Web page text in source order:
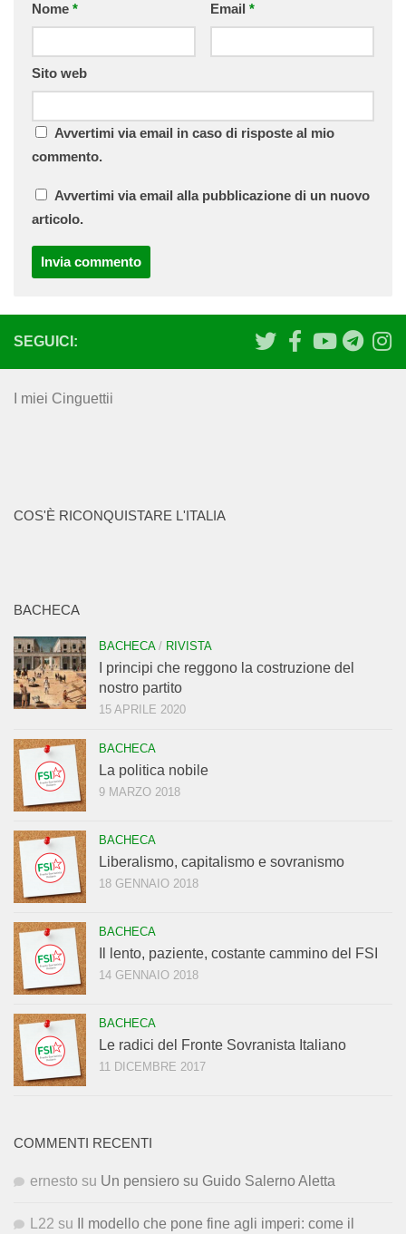
Nome * Email *
Sito web
Avvertimi via email in caso di risposte al mio
commento.
Avvertimi via email alla pubblicazione di un nuovo
articolo.
SEGUICI:
I miei Cinguettii
COS'È RICONQUISTARE L'ITALIA
BACHECA
BACHECA/ RIVISTA
I principi che reggono la costruzione del
nostro partito
15 APRILE 2020
BACHECA
La politica nobile
9 MARZO 2018
BACHECA
Liberalismo, capitalismo e sovranismo
18 GENNAIO 2018
BACHECA
Il lento, paziente, costante cammino del FSI
14 GENNAIO 2018
BACHECA
Le radici del Fronte Sovranista Italiano
11 DICEMBRE 2017
COMMENTI RECENTI
ernesto su Un pensiero su Guido Salerno Aletta
L22 su Il modello che pone fine agli imperi: come il